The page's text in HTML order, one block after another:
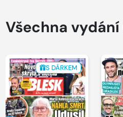
Všechna vydání
S DÁRKEM